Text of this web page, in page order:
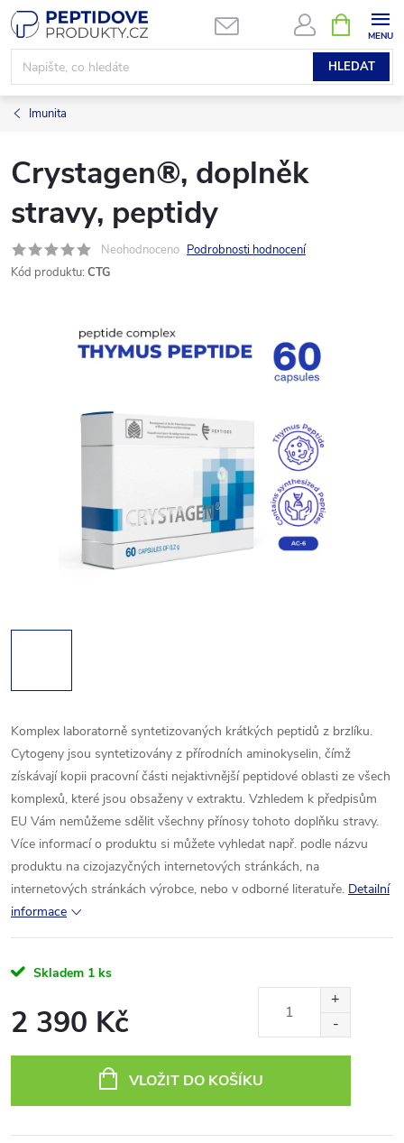
Přejít
na
obsah
HLEDAT
NÁKUPNÍ
KOŠÍK
Imunita
Crystagen®, doplněk
stravy, peptidy
Neohodnoceno Podrobnosti hodnocení
Kód produktu: CTG
Komplex laboratorně syntetizovaných krátkých peptidů z brzlíku.
Cytogeny jsou syntetizovány z přírodních aminokyselin, čímž
získávají kopii pracovní části nejaktivnější peptidové oblasti ze všech
komplexů, které jsou obsaženy v extraktu. Vzhledem k předpisům
EU Vám nemůžeme sdělit všechny přínosy tohoto doplňku stravy.
Více informací o produktu si můžete vyhledat např. podle názvu
produktu na cizojazyčných internetových stránkách, na
internetových stránkách výrobce, nebo v odborné literatuře. Detailní
informace
Skladem 1 ks
2 390 Kč
VLOŽIT DO KOŠÍKU